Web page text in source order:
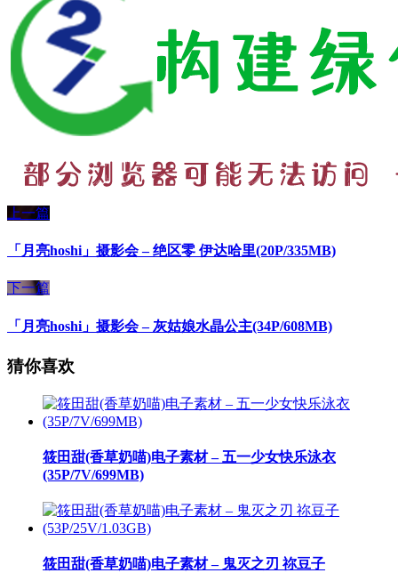
上一篇
「月亮hoshi」摄影会 – 绝区零 伊达哈里(20P/335MB)
下一篇
「月亮hoshi」摄影会 – 灰姑娘水晶公主(34P/608MB)
猜你喜欢
筱田甜(香草奶喵)电子素材 – 五一少女快乐泳衣
(35P/7V/699MB)
筱田甜(香草奶喵)电子素材 – 鬼灭之刃 祢豆子